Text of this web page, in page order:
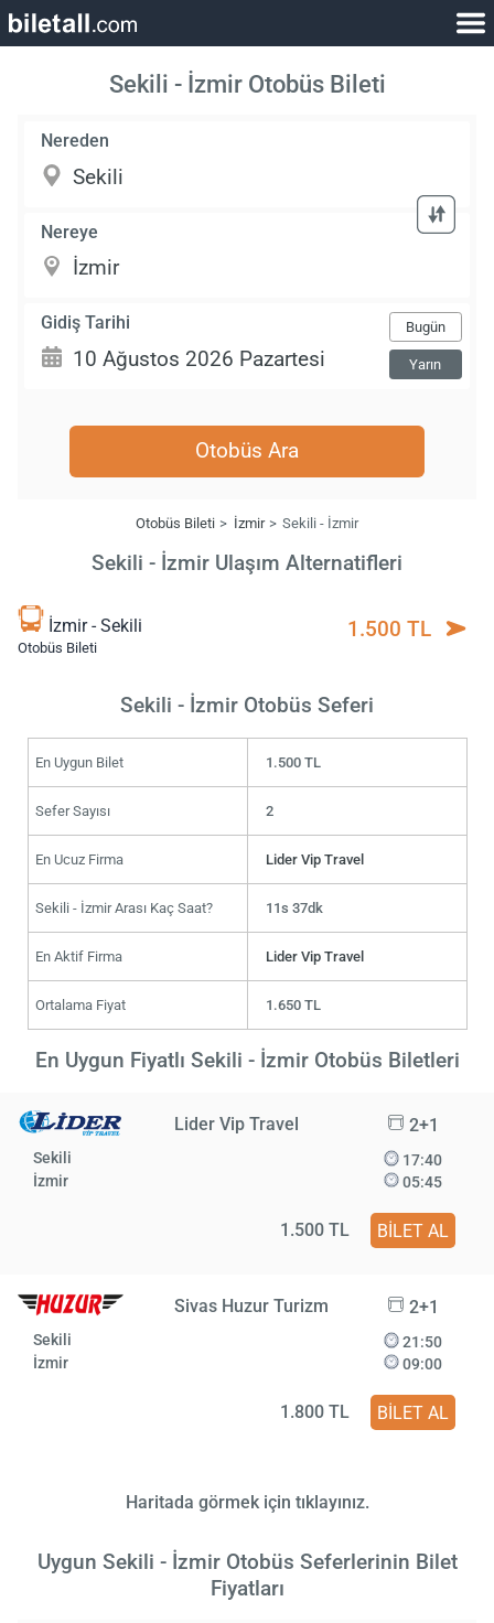
Sekili - İzmir Otobüs Bileti
Nereden
Nereye
Gidiş Tarihi Bugün
Yarın
Otobüs Ara
Otobüs Bileti İzmir Sekili - İzmir
Sekili - İzmir Ulaşım Alternatifleri
İzmir - Sekili
Otobüs Bileti
1.500 TL
Sekili - İzmir Otobüs Seferi
En Uygun Bilet 1.500 TL
Sefer Sayısı 2
En Ucuz Firma Lider Vip Travel
Sekili - İzmir Arası Kaç Saat? 11s 37dk
En Aktif Firma Lider Vip Travel
Ortalama Fiyat 1.650 TL
En Uygun Fiyatlı Sekili - İzmir Otobüs Biletleri
Lider Vip Travel 2+1
Sekili
İzmir
17:40
05:45
1.500 TL BİLET AL
Sivas Huzur Turizm 2+1
Sekili
İzmir
21:50
09:00
1.800 TL BİLET AL
Haritada görmek için tıklayınız.
Uygun Sekili - İzmir Otobüs Seferlerinin Bilet
Fiyatları